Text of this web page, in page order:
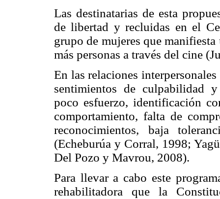
Las destinatarias de esta
de libertad y recluidas en el
grupo de mujeres que
más personas a través del cine
En las relaciones
sentimientos de culpabilidad
poco esfuerzo, identificación
comportamiento, falta de
reconocimientos, baja
(Echeburúa y Corral, 1998;
Del Pozo y Mavrou, 2008).
Para llevar a cabo este
rehabilitadora que la